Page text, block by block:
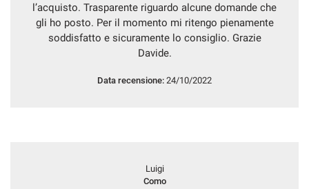
l’acquisto. Trasparente riguardo alcune domande che
gli ho posto. Per il momento mi ritengo pienamente
soddisfatto e sicuramente lo consiglio. Grazie
Davide.
Data recensione: 24/10/2022
Luigi
Como